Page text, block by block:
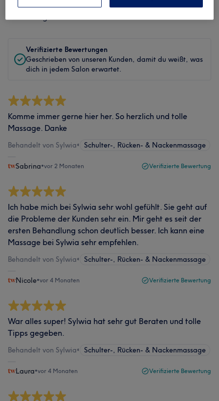
Verifizierte Bewertungen
Geschrieben von unseren Kunden, damit du weißt, was
dich in jedem Salon erwartet.
Komme immer gerne hier her. So herzlich und tolle
Massage. Danke
Behandelt von Sylwia• Schulter-, Rücken- & Nackenmassage
Sabrina•vor 2 Monaten Verifizierte Bewertung
Ich habe mich bei Sylwia sehr wohl gefühlt. Sie geht auf
die Probleme der Kunden sehr ein. Mir geht es seit der
ersten Behandlung schon deutlich besser. Ich kann eine
Massage bei Sylwia sehr empfehlen.
Behandelt von Sylwia• Schulter-, Rücken- & Nackenmassage
Nicole•vor 4 Monaten Verifizierte Bewertung
War alles super! Sylwia hat sehr gut Beraten und tolle
Tipps gegeben.
Behandelt von Sylwia• Schulter-, Rücken- & Nackenmassage
Laura•vor 4 Monaten Verifizierte Bewertung